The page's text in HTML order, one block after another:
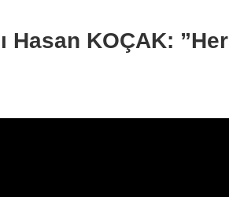
Hasan KOÇAK: